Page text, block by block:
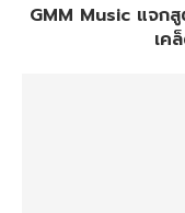
GMM Music แจก
เค